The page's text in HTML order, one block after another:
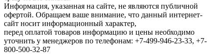
Информация, указанная на сайте, не являются публичной
офертой. Обращаем ваше внимание, что данный интернет-
сайт носит информационный характер,
перед оплатой товаров информацию и цены необходимо
уточнить у менеджеров по телефонам: +7-499-946-23-33, +7-
800-500-32-87